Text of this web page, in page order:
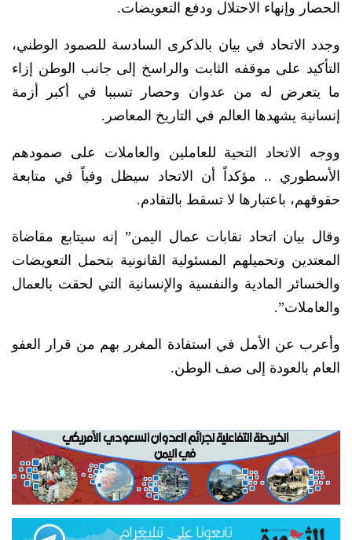
الحصار وإنهاء الاحتلال ودفع التعويضات.
وجدد الاتحاد في بيان بالذكرى السادسة للصمود الوطني،
التأكيد على موقفه الثابت والراسخ إلى جانب الوطن إزاء
ما يتعرض له من عدوان وحصار تسببا في أكبر أزمة
إنسانية يشهدها العالم في التاريخ المعاصر.
ووجه الاتحاد التحية للعاملين والعاملات على صمودهم
الأسطوري .. مؤكداً أن الاتحاد سيظل وفياً في متابعة
حقوقهم، باعتبارها لا تسقط بالتقادم.
وقال بيان اتحاد نقابات عمال اليمن” إنه سيتابع مقاضاة
المعتدين وتحميلهم المسئولية القانونية بتحمل التعويضات
والخسائر المادية والنفسية والإنسانية التي لحقت بالعمال
والعاملات”.
وأعرب عن الأمل في استفادة المغرر بهم من قرار العفو
العام بالعودة إلى صف الوطن.